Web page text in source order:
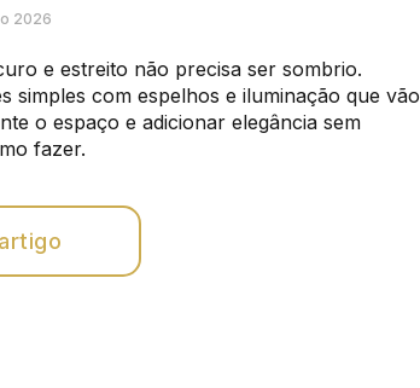
2026
e estreito não precisa ser sombrio.
simples com espelhos e iluminação que vão
o espaço e adicionar elegância sem
fazer.